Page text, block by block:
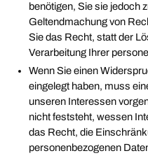
benötigen, Sie sie jedoch
Geltendmachung von
Sie das Recht, statt der
Verarbeitung Ihrer
Wenn Sie einen
eingelegt haben, muss
unseren Interessen
nicht feststeht, wessen
das Recht, die
personenbezogenen